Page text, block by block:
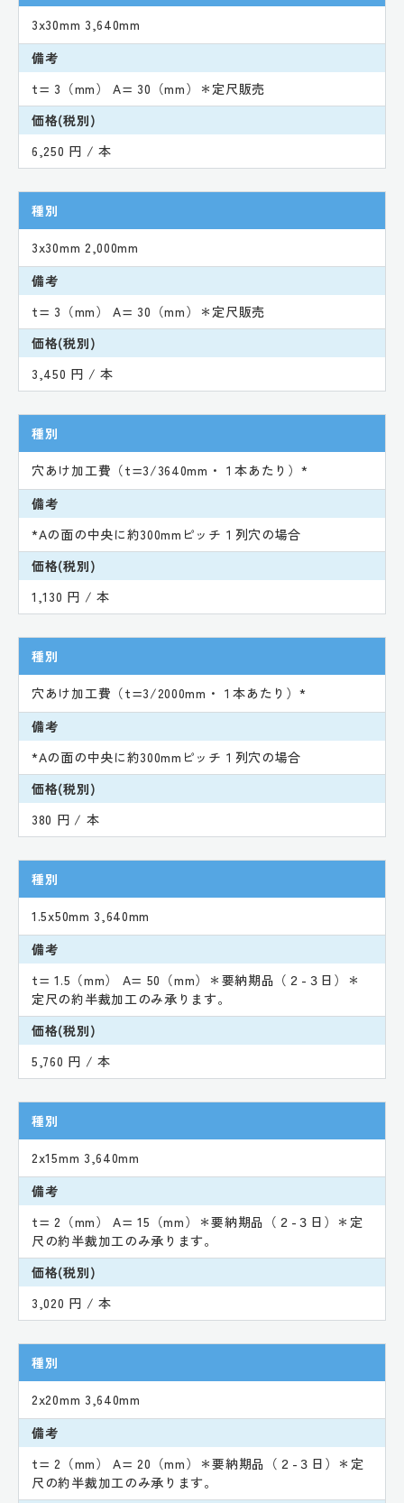
3x30mm 3,640mm
備考
t= 3（mm） A= 30（mm）＊定尺販売
価格(税別)
6,250 円 / 本
種別
3x30mm 2,000mm
備考
t= 3（mm） A= 30（mm）＊定尺販売
価格(税別)
3,450 円 / 本
種別
穴あけ加工費（t=3/3640mm・１本あたり）*
備考
*Aの面の中央に約300mmピッチ１列穴の場合
価格(税別)
1,130 円 / 本
種別
穴あけ加工費（t=3/2000mm・１本あたり）*
備考
*Aの面の中央に約300mmピッチ１列穴の場合
価格(税別)
380 円 / 本
種別
1.5x50mm 3,640mm
備考
t= 1.5（mm） A= 50（mm）＊要納期品（２-３日）＊
定尺の約半裁加工のみ承ります。
価格(税別)
5,760 円 / 本
種別
2x15mm 3,640mm
備考
t= 2（mm） A= 15（mm）＊要納期品（２-３日）＊定
尺の約半裁加工のみ承ります。
価格(税別)
3,020 円 / 本
種別
2x20mm 3,640mm
備考
t= 2（mm） A= 20（mm）＊要納期品（２-３日）＊定
尺の約半裁加工のみ承ります。